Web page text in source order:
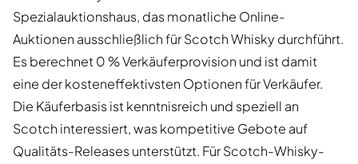
Spezialauktionshaus, das monatliche Online-
Auktionen ausschließlich für Scotch Whisky durchführt.
Es berechnet 0 % Verkäuferprovision und ist damit
eine der kosteneffektivsten Optionen für Verkäufer.
Die Käuferbasis ist kenntnisreich und speziell an
Scotch interessiert, was kompetitive Gebote auf
Qualitäts-Releases unterstützt. Für Scotch-Whisky-